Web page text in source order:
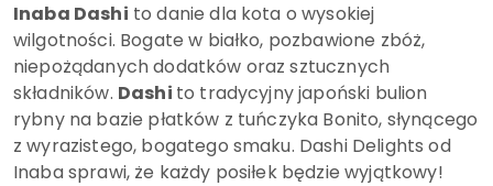
Inaba Dashi to danie dla kota o wysokiej
wilgotności. Bogate w białko, pozbawione zbóż,
niepożądanych dodatków oraz sztucznych
składników. Dashi to tradycyjny japoński bulion
rybny na bazie płatków z tuńczyka Bonito, słynącego
z wyrazistego, bogatego smaku. Dashi Delights od
Inaba sprawi, że każdy posiłek będzie wyjątkowy!